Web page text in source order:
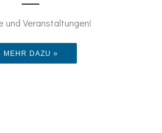
und Veranstaltungen!
MEHR DAZU »